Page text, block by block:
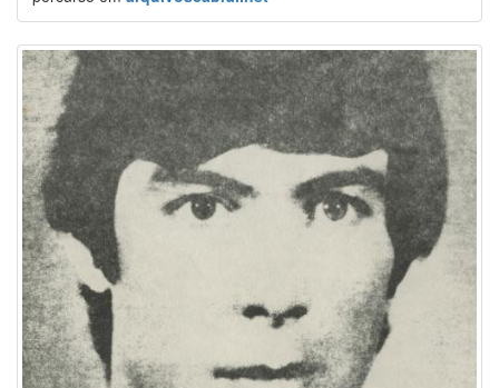
Image